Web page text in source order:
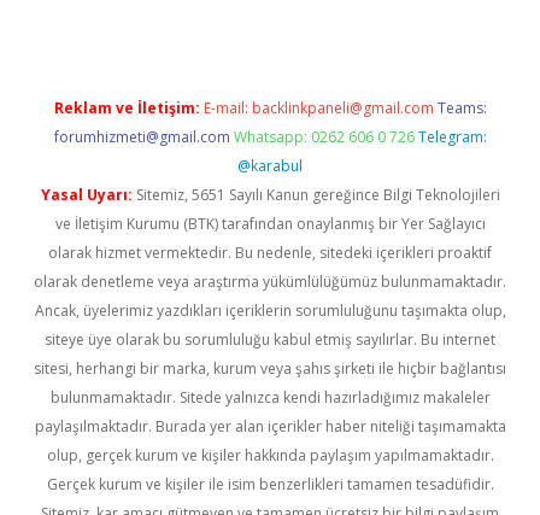
Reklam ve İletişim: E-mail: backlinkpaneli@gmail.com Teams:
forumhizmeti@gmail.com Whatsapp: 0262 606 0 726 Telegram:
@karabul
Yasal Uyarı: Sitemiz, 5651 Sayılı Kanun gereğince Bilgi Teknolojileri
ve İletişim Kurumu (BTK) tarafından onaylanmış bir Yer Sağlayıcı
olarak hizmet vermektedir. Bu nedenle, sitedeki içerikleri proaktif
olarak denetleme veya araştırma yükümlülüğümüz bulunmamaktadır.
Ancak, üyelerimiz yazdıkları içeriklerin sorumluluğunu taşımakta olup,
siteye üye olarak bu sorumluluğu kabul etmiş sayılırlar. Bu internet
sitesi, herhangi bir marka, kurum veya şahıs şirketi ile hiçbir bağlantısı
bulunmamaktadır. Sitede yalnızca kendi hazırladığımız makaleler
paylaşılmaktadır. Burada yer alan içerikler haber niteliği taşımamakta
olup, gerçek kurum ve kişiler hakkında paylaşım yapılmamaktadır.
Gerçek kurum ve kişiler ile isim benzerlikleri tamamen tesadüfidir.